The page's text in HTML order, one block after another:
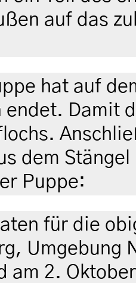
auf das
hat auf
endet. Damit
dem
Puppe:
für die
Umgebung
am 2.